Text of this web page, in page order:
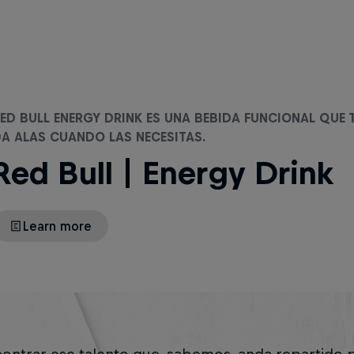
BULL ENERGY DRINK ES UNA BEBIDA FUNCIONAL QUE
ALAS CUANDO LAS NECESITAS.
Bull | Energy Drink
Learn more